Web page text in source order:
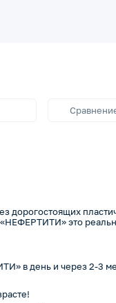
дорогостоящих
это
в день и через 2-3